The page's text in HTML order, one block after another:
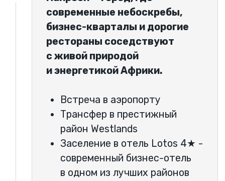
Современная
инфраструктура.
Логистика.
Индустриальные парки.
Технологии.
Новые районы.
Международные компании.
В программе:
встреча с топ-менеджментом
Tatu City,
обзор индустриальной зоны,
знакомство с
посещение 3 производств,
обсуждение льгот и